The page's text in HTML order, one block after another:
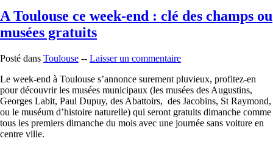
A Toulouse ce week-end : clé des champs ou
musées gratuits
Posté dans Toulouse -- Laisser un commentaire
Le week-end à Toulouse s’annonce surement pluvieux, profitez-en
pour découvrir les musées municipaux (les musées des Augustins,
Georges Labit, Paul Dupuy, des Abattoirs, des Jacobins, St Raymond,
ou le muséum d’histoire naturelle) qui seront gratuits dimanche comme
tous les premiers dimanche du mois avec une journée sans voiture en
centre ville.